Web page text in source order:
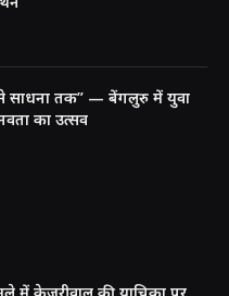
साधना तक” — बेंगलुरु में युवा
का उत्सव